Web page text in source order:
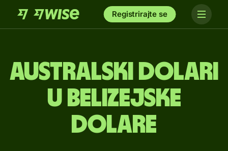
Registrirajte se
Australski dolari
u belizejske
dolare